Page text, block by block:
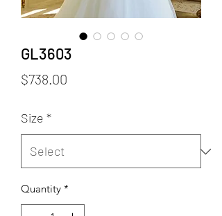
GL3603
$738.00
Size *
Quantity *